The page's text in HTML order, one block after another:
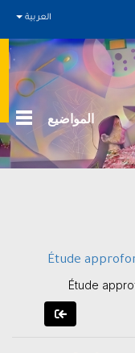
العربية
المواضيع
Étude
Étude